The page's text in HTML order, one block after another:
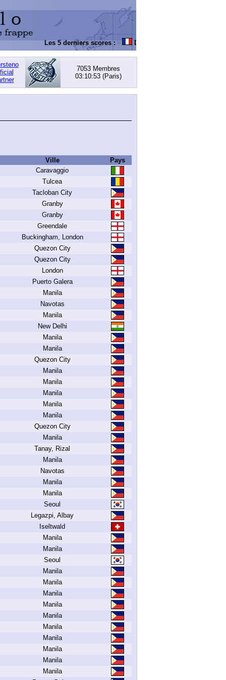
Les 5 derniers scores : DACHOWSKI, David
7053 Membres
03:10:54(Paris)
Ville
Pays
Caravaggio
Tulcea
Tacloban City
Granby
Granby
Greendale
Buckingham, London
Quezon City
Quezon City
London
Puerto Galera
Manila
Navotas
Manila
New Delhi
Manila
Manila
Quezon City
Manila
Manila
Manila
Manila
Manila
Quezon City
Manila
Tanay, Rizal
Manila
Navotas
Manila
Manila
Seoul
Legazpi, Albay
Iseltwald
Manila
Manila
Seoul
Manila
Manila
Manila
Manila
Manila
Manila
Manila
Manila
Manila
Manila